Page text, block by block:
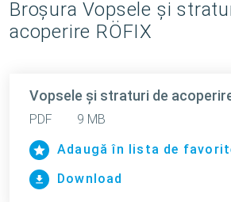
Broşura Vopsele şi
acoperire RÖFIX
Vopsele şi straturi de
PDF
9 MB
Adaugă în lista de
Download